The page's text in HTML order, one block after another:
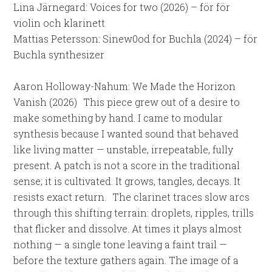
Lina Järnegard: Voices for two (2026) – för för
violin och klarinett
Mattias Petersson: Sinew0od for Buchla (2024) – för
Buchla synthesizer
Aaron Holloway-Nahum: We Made the Horizon
Vanish (2026) This piece grew out of a desire to
make something by hand. I came to modular
synthesis because I wanted sound that behaved
like living matter — unstable, irrepeatable, fully
present. A patch is not a score in the traditional
sense; it is cultivated. It grows, tangles, decays. It
resists exact return. The clarinet traces slow arcs
through this shifting terrain: droplets, ripples, trills
that flicker and dissolve. At times it plays almost
nothing — a single tone leaving a faint trail —
before the texture gathers again. The image of a